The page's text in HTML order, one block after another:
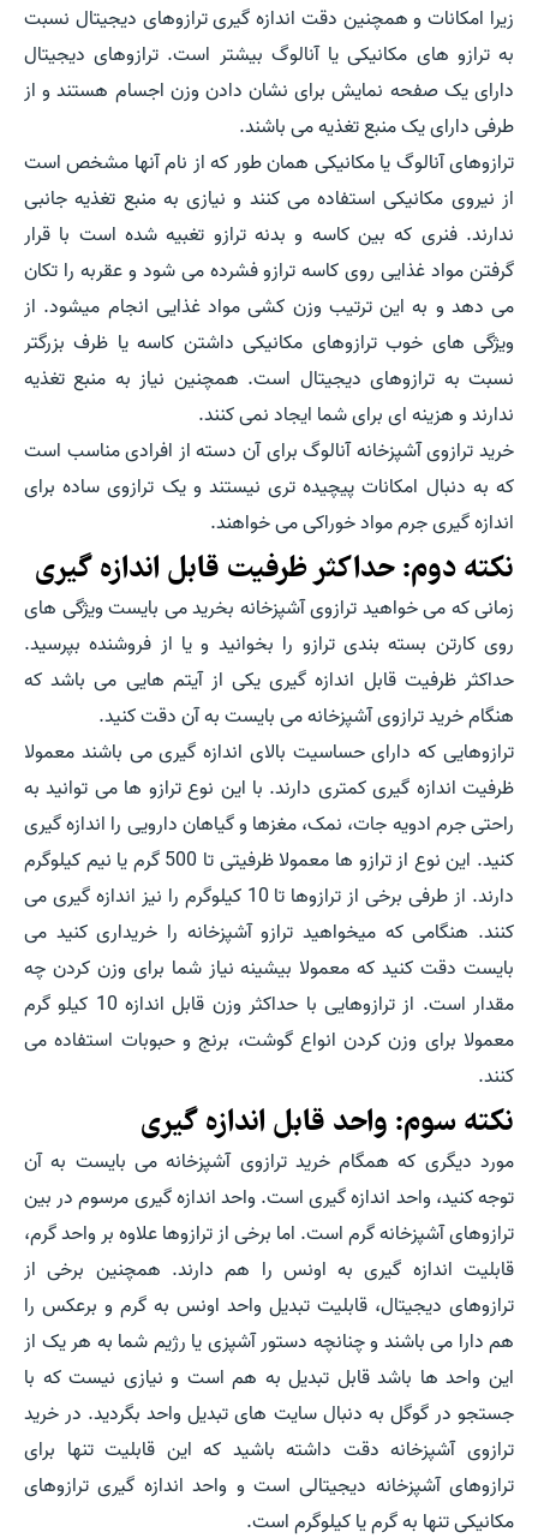
زیرا امکانات و همچنین دقت اندازه گیری ترازوهای دیجیتال نسبت
به ترازو های مکانیکی یا آنالوگ بیشتر است. ترازوهای دیجیتال
دارای یک صفحه نمایش برای نشان دادن وزن اجسام هستند و از
طرفی دارای یک منبع تغذیه می باشند.
ترازوهای آنالوگ یا مکانیکی همان طور که از نام آنها مشخص است
از نیروی مکانیکی استفاده می کنند و نیازی به منبع تغذیه جانبی
ندارند. فنری که بین کاسه و بدنه ترازو تغبیه شده است با قرار
گرفتن مواد غذایی روی کاسه ترازو فشرده می شود و عقربه را تکان
می دهد و به این ترتیب وزن کشی مواد غذایی انجام میشود. از
ویژگی های خوب ترازوهای مکانیکی داشتن کاسه یا ظرف بزرگتر
نسبت به ترازوهای دیجیتال است. همچنین نیاز به منبع تغذیه
ندارند و هزینه ای برای شما ایجاد نمی کنند.
خرید ترازوی آشپزخانه آنالوگ برای آن دسته از افرادی مناسب است
که به دنبال امکانات پیچیده تری نیستند و یک ترازوی ساده برای
اندازه گیری جرم مواد خوراکی می خواهند.
نکته دوم: حداکثر ظرفیت قابل اندازه گیری
زمانی که می خواهید ترازوی آشپزخانه بخرید می بایست ویژگی های
روی کارتن بسته بندی ترازو را بخوانید و یا از فروشنده بپرسید.
حداکثر ظرفیت قابل اندازه گیری یکی از آیتم هایی می باشد که
هنگام خرید ترازوی آشپزخانه می بایست به آن دقت کنید.
ترازوهایی که دارای حساسیت بالای اندازه گیری می باشند معمولا
ظرفیت اندازه گیری کمتری دارند. با این نوع ترازو ها می توانید به
راحتی جرم ادویه جات، نمک، مغزها و گیاهان دارویی را اندازه گیری
کنید. این نوع از ترازو ها معمولا ظرفیتی تا 500 گرم یا نیم کیلوگرم
دارند. از طرفی برخی از ترازوها تا 10 کیلوگرم را نیز اندازه گیری می
کنند. هنگامی که میخواهید ترازو آشپزخانه را خریداری کنید می
بایست دقت کنید که معمولا بیشینه نیاز شما برای وزن کردن چه
مقدار است. از ترازوهایی با حداکثر وزن قابل اندازه 10 کیلو گرم
معمولا برای وزن کردن انواع گوشت، برنج و حبوبات استفاده می
کنند.
نکته سوم: واحد قابل اندازه گیری
مورد دیگری که همگام خرید ترازوی آشپزخانه می بایست به آن
توجه کنید، واحد اندازه گیری است. واحد اندازه گیری مرسوم در بین
ترازوهای آشپزخانه گرم است. اما برخی از ترازوها علاوه بر واحد گرم،
قابلیت اندازه گیری به اونس را هم دارند. همچنین برخی از
ترازوهای دیجیتال، قابلیت تبدیل واحد اونس به گرم و برعکس را
هم دارا می باشند و چنانچه دستور آشپزی یا رژیم شما به هر یک از
این واحد ها باشد قابل تبدیل به هم است و نیازی نیست که با
جستجو در گوگل به دنبال سایت های تبدیل واحد بگردید. در خرید
ترازوی آشپزخانه دقت داشته باشید که این قابلیت تنها برای
ترازوهای آشپزخانه دیجیتالی است و واحد اندازه گیری ترازوهای
مکانیکی تنها به گرم یا کیلوگرم است.